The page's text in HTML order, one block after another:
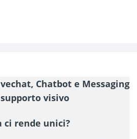
Chatbot e Messaging
visivo
ci rende unici?